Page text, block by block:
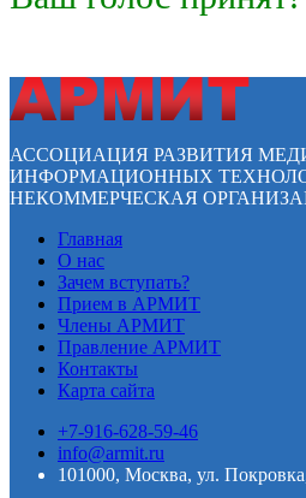
АССОЦИАЦИЯ РАЗВИТИЯ
ИНФОРМАЦИОННЫХ
НЕКОММЕРЧЕСКАЯ
Главная
О нас
Зачем вступать?
Прием в АРМИТ
Члены АРМИТ
Правление АРМИТ
Контакты
Карта сайта
+7-916-628-59-46
info@armit.ru
101000, Москва, ул.